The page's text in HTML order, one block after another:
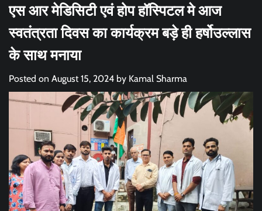
एस आर मेडिसिटी एवं होप हॉस्पिटल मे आज
स्वतंत्रता दिवस का कार्यक्रम बड़े ही हर्षोउल्लास
के साथ मनाया
Posted on August 15, 2024 by Kamal Sharma